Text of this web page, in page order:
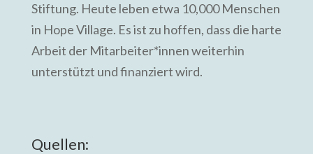
Stiftung. Heute leben etwa 10,000 Menschen
in Hope Village. Es ist zu hoffen, dass die harte
Arbeit der Mitarbeiter*innen weiterhin
unterstützt und finanziert wird.
Quellen: